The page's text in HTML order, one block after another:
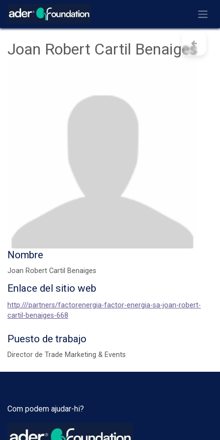
Ir al contenido
Joan Robert Cartil Benaiges
Nombre
Joan Robert Cartil Benaiges
Enlace del sitio web
http:///partners/factorenergia-factor-energia-sa-joan-robert-
cartil-benaiges-668
Puesto de trabajo
Director de Trade Marketing & Events
Com podem ajudar-hi?